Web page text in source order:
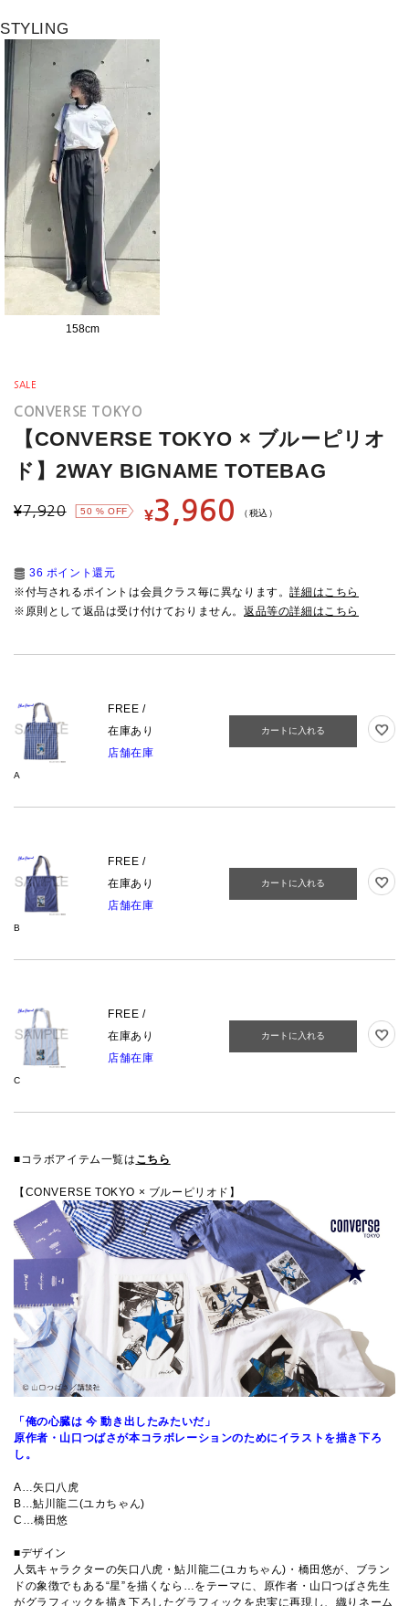
STYLING
158cm
SALE
CONVERSE TOKYO
【CONVERSE TOKYO × ブルーピリオ
ド】2WAY BIGNAME TOTEBAG
¥7,920 50% OFF ¥3,960 （税込）
36 ポイント還元
※付与されるポイントは会員クラス毎に異なります。詳細はこちら
※原則として返品は受け付けておりません。 返品等の詳細はこちら
A
FREE /
在庫あり
店舗在庫
カートに入れる
B
FREE /
在庫あり
店舗在庫
カートに入れる
C
FREE /
在庫あり
店舗在庫
カートに入れる
■コラボアイテム一覧は こちら
【CONVERSE TOKYO × ブルーピリオド】
「俺の心臓は 今 動き出したみたいだ」
原作者・山口つばさが本コラボレーションのためにイラストを描き下ろ
し。
A…矢口八虎
B…鮎川龍二(ユカちゃん)
C…橋田悠
■デザイン
人気キャラクターの矢口八虎・鮎川龍二(ユカちゃん)・橋田悠が、ブラン
ドの象徴でもある“星”を描くなら…をテーマに、原作者・山口つばさ先生
がグラフィックを描き下ろしたグラフィックを忠実に再現し、織りネーム